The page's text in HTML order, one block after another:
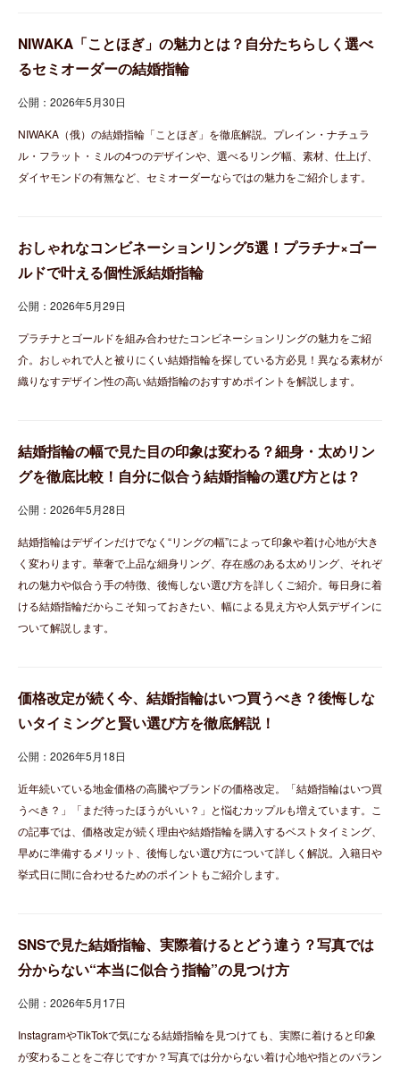
NIWAKA「ことほぎ」の魅力とは？自分たちらしく選べ
るセミオーダーの結婚指輪
公開：2026年5月30日
NIWAKA（俄）の結婚指輪「ことほぎ」を徹底解説。プレイン・ナチュラ
ル・フラット・ミルの4つのデザインや、選べるリング幅、素材、仕上げ、
ダイヤモンドの有無など、セミオーダーならではの魅力をご紹介します。
おしゃれなコンビネーションリング5選！プラチナ×ゴー
ルドで叶える個性派結婚指輪
公開：2026年5月29日
プラチナとゴールドを組み合わせたコンビネーションリングの魅力をご紹
介。おしゃれで人と被りにくい結婚指輪を探している方必見！異なる素材が
織りなすデザイン性の高い結婚指輪のおすすめポイントを解説します。
結婚指輪の幅で見た目の印象は変わる？細身・太めリン
グを徹底比較！自分に似合う結婚指輪の選び方とは？
公開：2026年5月28日
結婚指輪はデザインだけでなく“リングの幅”によって印象や着け心地が大き
く変わります。華奢で上品な細身リング、存在感のある太めリング、それぞ
れの魅力や似合う手の特徴、後悔しない選び方を詳しくご紹介。毎日身に着
ける結婚指輪だからこそ知っておきたい、幅による見え方や人気デザインに
ついて解説します。
価格改定が続く今、結婚指輪はいつ買うべき？後悔しな
いタイミングと賢い選び方を徹底解説！
公開：2026年5月18日
近年続いている地金価格の高騰やブランドの価格改定。「結婚指輪はいつ買
うべき？」「まだ待ったほうがいい？」と悩むカップルも増えています。こ
の記事では、価格改定が続く理由や結婚指輪を購入するベストタイミング、
早めに準備するメリット、後悔しない選び方について詳しく解説。入籍日や
挙式日に間に合わせるためのポイントもご紹介します。
SNSで見た結婚指輪、実際着けるとどう違う？写真では
分からない“本当に似合う指輪”の見つけ方
公開：2026年5月17日
InstagramやTikTokで気になる結婚指輪を見つけても、実際に着けると印象
が変わることをご存じですか？写真では分からない着け心地や指とのバラン